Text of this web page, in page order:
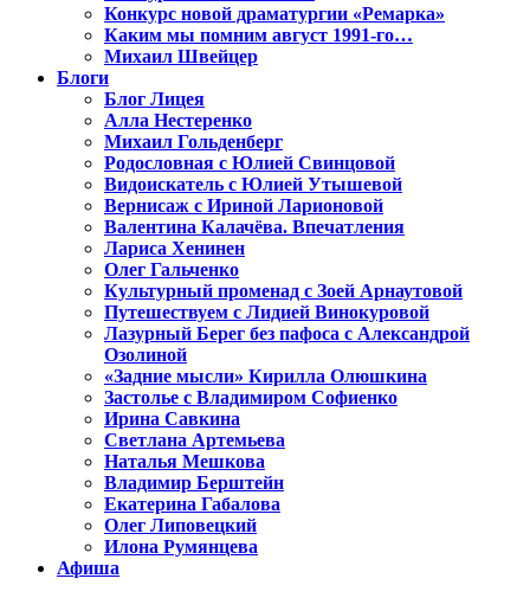
Конкурс новой драматургии «Ремарка»
Каким мы помним август 1991-го…
Михаил Швейцер
Блоги
Блог Лицея
Алла Нестеренко
Михаил Гольденберг
Родословная с Юлией Свинцовой
Видоискатель с Юлией Утышевой
Вернисаж с Ириной Ларионовой
Валентина Калачёва. Впечатления
Лариса Хенинен
Олег Гальченко
Культурный променад с Зоей Арнаутовой
Путешествуем с Лидией Винокуровой
Лазурный Берег без пафоса с Александрой
Озолиной
«Задние мысли» Кирилла Олюшкина
Застолье с Владимиром Софиенко
Ирина Савкина
Светлана Артемьева
Наталья Мешкова
Владимир Берштейн
Екатерина Габалова
Олег Липовецкий
Илона Румянцева
Афиша